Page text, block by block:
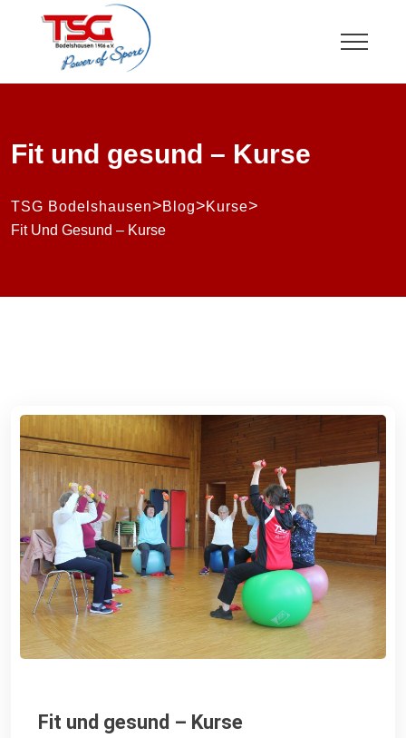
Fit und gesund – Kurse
TSG Bodelshausen>Blog>Kurse>
Fit Und Gesund – Kurse
Fit und gesund – Kurse